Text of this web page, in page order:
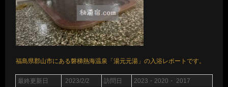
福島県郡山市にある磐梯熱海温泉「湯元元湯」の入浴レポートです。
最終更新日 2023/2/2 訪問日 2023・2020・ 2017